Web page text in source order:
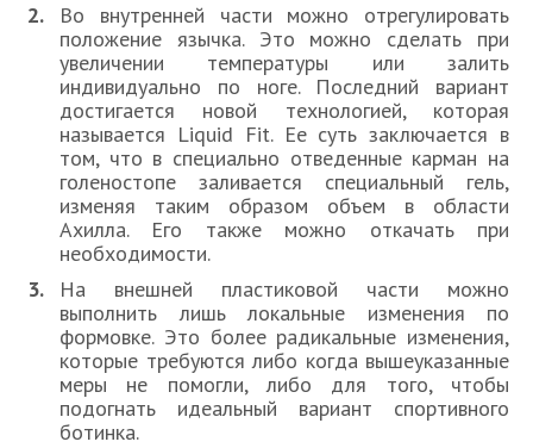
Во внутренней части можно отрегулировать
положение язычка. Это можно сделать при
увеличении температуры или залить
индивидуально по ноге. Последний вариант
достигается новой технологией, которая
называется Liquid Fit. Ее суть заключается в
том, что в специально отведенные карман на
голеностопе заливается специальный гель,
изменяя таким образом объем в области
Ахилла. Его также можно откачать при
необходимости.
На внешней пластиковой части можно
выполнить лишь локальные изменения по
формовке. Это более радикальные изменения,
которые требуются либо когда вышеуказанные
меры не помогли, либо для того, чтобы
подогнать идеальный вариант спортивного
ботинка.